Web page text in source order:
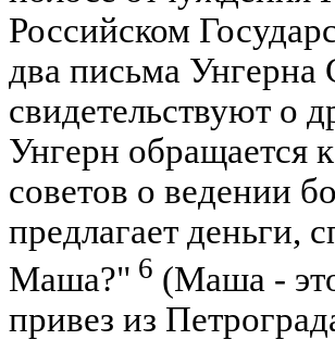
Российском
два письма Унгерна
свидетельствуют о
Унгерн обращается
советов о ведении
предлагает деньги,
Маша?" 6 (Маша -
привез из